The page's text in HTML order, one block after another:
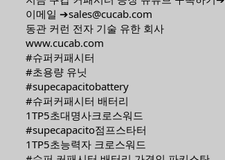
이메일 ➔sales@cucab.com
동관 커런 전자 기술 유한 회사
www.cucab.com
#슈퍼커패시터
#초용량 유닛
#supecapacitobattery
#슈퍼커패시터 배터리
1TP5초대명사크로스워드
#supecapacito점프스타터
1TP5초능력자 크로스워드